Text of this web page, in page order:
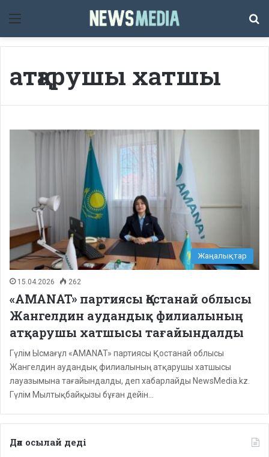
Мәзір
атқарушы хатшы
Жаңалықтар
15.04.2026 262
«AMANAT» партиясы Қостанай облысы
Жангелдин аудандық филиалының
атқарушы хатшысы тағайындалды
Гүлім Ысмағұл «AMANAT» партиясы Қостанай облысы
Жангелдин аудандық филиалының атқарушы хатшысы
лауазымына тағайындалды, деп хабарлайды NewsMedia.kz.
Гүлім Мылтықбайқызы бұған дейін…
Дәл осылай деді